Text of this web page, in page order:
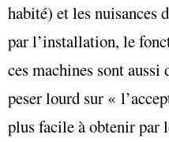
habité) et les nuisances
par l’installation, le
ces machines sont
peser lourd sur «
plus facile à obtenir par